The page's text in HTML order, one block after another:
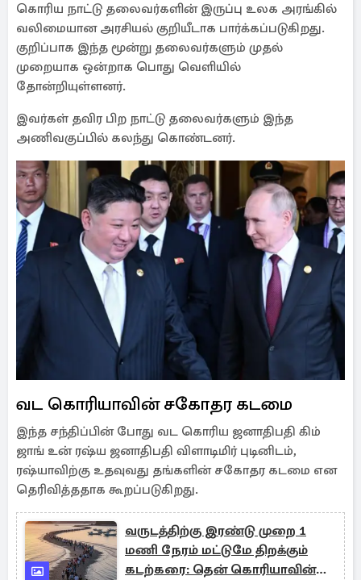
கொரிய நாட்டு தலைவர்களின் இருப்பு உலக அரங்கில்
வலிமையான அரசியல் குறியீடாக பார்க்கப்படுகிறது.
குறிப்பாக இந்த மூன்று தலைவர்களும் முதல்
முறையாக ஒன்றாக பொது வெளியில்
தோன்றியுள்ளனர்.
இவர்கள் தவிர பிற நாட்டு தலைவர்களும் இந்த
அணிவகுப்பில் கலந்து கொண்டனர்.
வட கொரியாவின் சகோதர கடமை
இந்த சந்திப்பின் போது வட கொரிய ஜனாதிபதி கிம்
ஜாங் உன் ரஷ்ய ஜனாதிபதி விளாடிமிர் புடினிடம்,
ரஷ்யாவிற்கு உதவுவது தங்களின் சகோதர கடமை என
தெரிவித்ததாக கூறப்படுகிறது.
வருடத்திற்கு இரண்டு முறை 1
மணி நேரம் மட்டுமே திறக்கும்
கடற்கரை: தென் கொரியாவின்